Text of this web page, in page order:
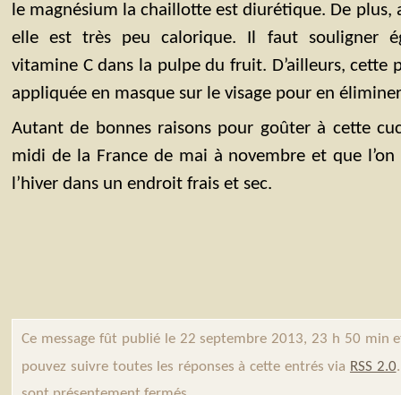
le magnésium la chaillotte est diurétique. De plus,
elle est très peu calorique. Il faut souligner
vitamine C dans la pulpe du fruit. D’ailleurs, cette
appliquée en masque sur le visage pour en
Autant de bonnes raisons pour goûter à cette
midi de la France de mai à novembre et que
l’hiver dans un endroit frais et sec.
Ce message fût publié le 22 septembre 2013, 23 h 50 min
pouvez suivre toutes les réponses à cette entrés via RSS 2.0